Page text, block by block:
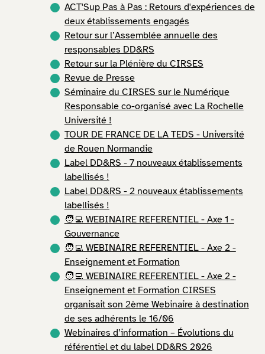
ACT'Sup Pas à Pas : Retours d'expériences de
deux établissements engagés
Retour sur l’Assemblée annuelle des
responsables DD&RS
Retour sur la Plénière du CIRSES
Revue de Presse
Séminaire du CIRSES sur le Numérique
Responsable co-organisé avec La Rochelle
Université !
TOUR DE FRANCE DE LA TEDS - Université
de Rouen Normandie
Label DD&RS - 7 nouveaux établissements
labellisés !
Label DD&RS - 2 nouveaux établissements
labellisés !
🧑‍💻 WEBINAIRE REFERENTIEL - Axe 1 -
Gouvernance
🧑‍💻 WEBINAIRE REFERENTIEL - Axe 2 -
Enseignement et Formation
🧑‍💻 WEBINAIRE REFERENTIEL - Axe 2 -
Enseignement et Formation CIRSES
organisait son 2ème Webinaire à destination
de ses adhérents le 16/06
Webinaires d’information – Évolutions du
référentiel et du label DD&RS 2026